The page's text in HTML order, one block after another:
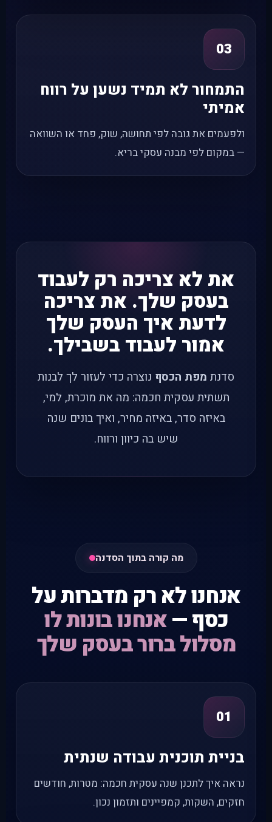
03
התמחור לא תמיד נשען על רווח
אמיתי
ולפעמים את גובה לפי תחושה, שוק, פחד או השוואה
— במקום לפי מבנה עסקי בריא.
את לא צריכה רק לעבוד
בעסק שלך. את צריכה
לדעת איך העסק שלך
אמור לעבוד בשבילך.
סדנת מפת הכסף נוצרה כדי לעזור לך לבנות
תשתית עסקית חכמה: מה את מוכרת, למי,
באיזה סדר, באיזה מחיר, ואיך בונים שנה
שיש בה כיוון ורווח.
מה קורה בתוך הסדנה
אנחנו לא רק מדברות על
כסף —אנחנו בונות לו
מסלול ברור בעסק שלך
01
בניית תוכנית עבודה שנתית
נראה איך לתכנן שנה עסקית חכמה: מטרות, חודשים
חזקים, השקות, קמפיינים ותזמון נכון.